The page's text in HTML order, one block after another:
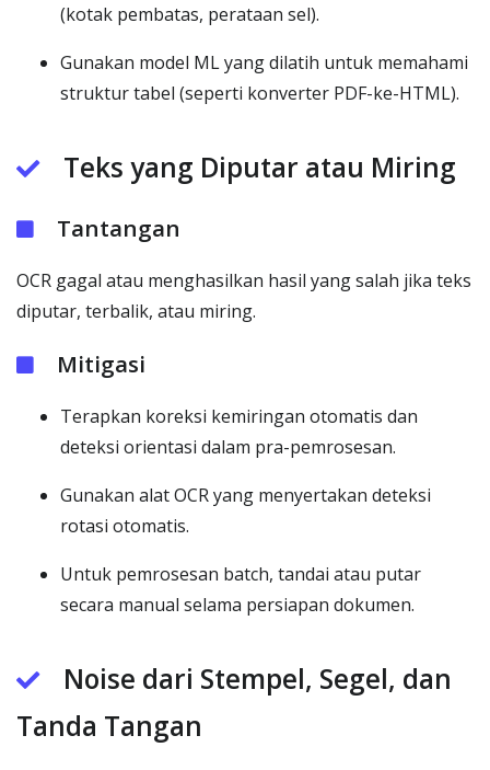
(kotak pembatas, perataan sel).
Gunakan model ML yang dilatih untuk memahami
struktur tabel (seperti konverter PDF-ke-HTML).
Teks yang Diputar atau Miring
Tantangan
OCR gagal atau menghasilkan hasil yang salah jika teks
diputar, terbalik, atau miring.
Mitigasi
Terapkan koreksi kemiringan otomatis dan
deteksi orientasi dalam pra-pemrosesan.
Gunakan alat OCR yang menyertakan deteksi
rotasi otomatis.
Untuk pemrosesan batch, tandai atau putar
secara manual selama persiapan dokumen.
Noise dari Stempel, Segel, dan
Tanda Tangan